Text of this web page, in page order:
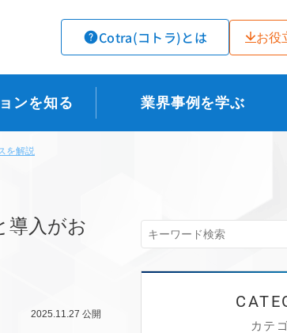
Cotra(コトラ)とは お役
ンを知る 業界事例を学ぶ
を解説
導入がお
2025.11.27 公開
カテ